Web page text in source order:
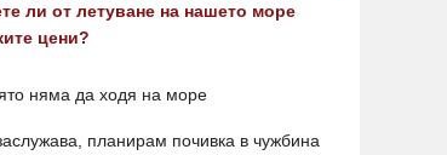
ли от летуване на нашето море
цени?
няма да ходя на море
планирам почивка в чужбина